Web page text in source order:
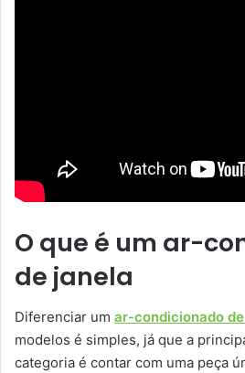
O que é um ar-
de janela
Diferenciar um ar-condicionado
modelos é simples, já que a
categoria é contar com uma peça